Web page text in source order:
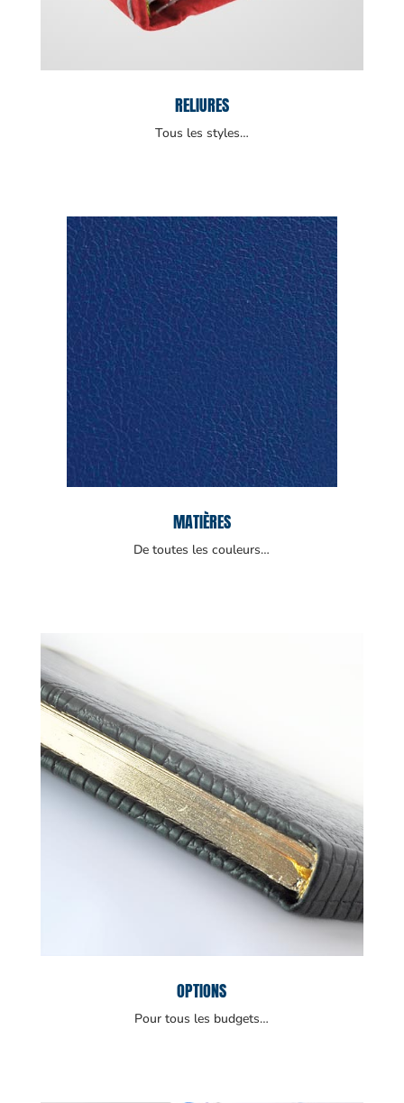
RELIURES
Tous les styles…
MATIÈRES
De toutes les couleurs…
OPTIONS
Pour tous les budgets…